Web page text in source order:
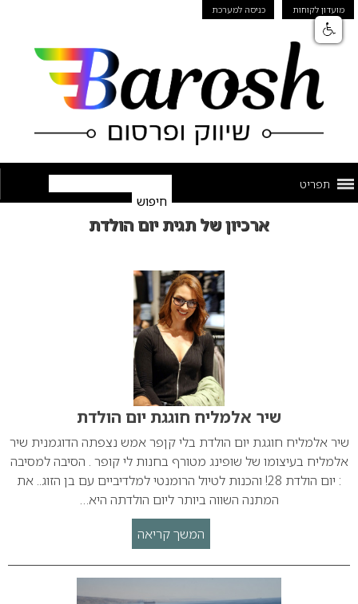
מועדון לקוחות כניסה למערכת
תפריט
ארכיון של תגית יום הולדת
שיר אלמליח חוגגת יום הולדת
שיר אלמליח חוגגת יום הולדת בלי קןפר אמש נצפתה הדוגמנית שיר
אלמליח בעיצומו של שופינג מטורף בחנות לי קופר . הסיבה למסיבה
: יום הולדת 28! והכנות לטיול הרומנטי למלדיביים עם בן הזוג.. את
המתנה השווה ביותר ליום הולדתה היא…
המשך קריאה